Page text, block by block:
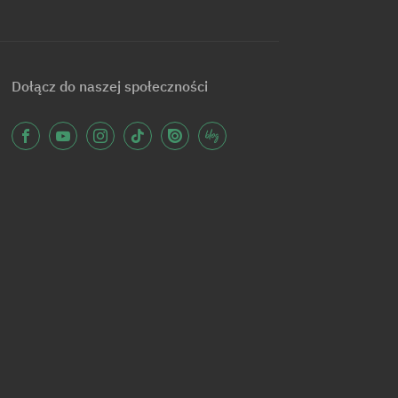
Dołącz do naszej społeczności